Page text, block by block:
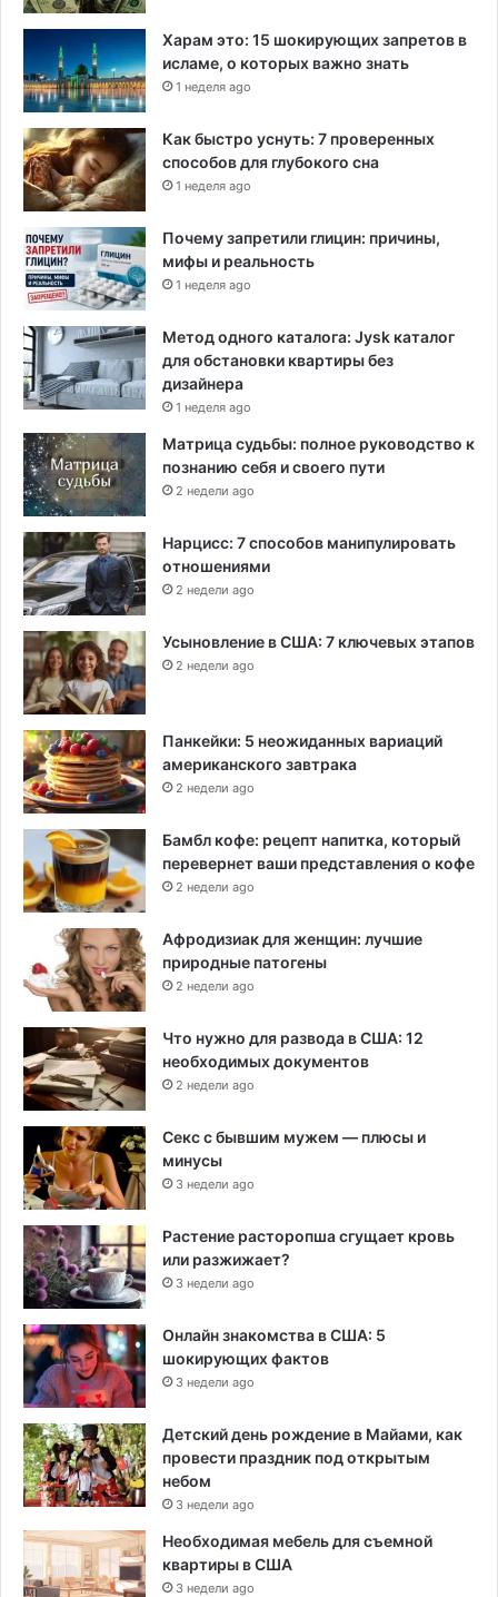
Харам это: 15 шокирующих запретов в
исламе, о которых важно знать
1 неделя ago
Как быстро уснуть: 7 проверенных
способов для глубокого сна
1 неделя ago
Почему запретили глицин: причины,
мифы и реальность
1 неделя ago
Метод одного каталога: Jysk каталог
для обстановки квартиры без
дизайнера
1 неделя ago
Матрица судьбы: полное руководство к
познанию себя и своего пути
2 недели ago
Нарцисс: 7 способов манипулировать
отношениями
2 недели ago
Усыновление в США: 7 ключевых этапов
2 недели ago
Панкейки: 5 неожиданных вариаций
американского завтрака
2 недели ago
Бамбл кофе: рецепт напитка, который
перевернет ваши представления о кофе
2 недели ago
Афродизиак для женщин: лучшие
природные патогены
2 недели ago
Что нужно для развода в США: 12
необходимых документов
2 недели ago
Секс с бывшим мужем — плюсы и
минусы
3 недели ago
Растение расторопша сгущает кровь
или разжижает?
3 недели ago
Онлайн знакомства в США: 5
шокирующих фактов
3 недели ago
Детский день рождение в Майами, как
провести праздник под открытым
небом
3 недели ago
Необходимая мебель для съемной
квартиры в США
3 недели ago